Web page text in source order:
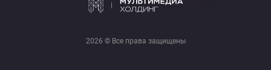
2026 © Все права защищены